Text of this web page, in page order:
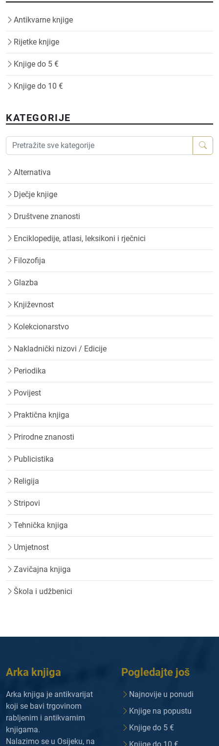
Antikvarne knjige
Rijetke knjige
Knjige do 5 €
Knjige do 10 €
KATEGORIJE
Alternativa
Dječje knjige
Društvene znanosti
Enciklopedije, atlasi, leksikoni i rječnici
Filozofija
Glazba
Književnost
Kolekcionarstvo
Nakladnički nizovi / Edicije
Periodika
Povijest
Praktična knjiga
Prirodne znanosti
Publicistika
Religija
Stripovi
Tehnička knjiga
Umjetnost
Zavičajna knjiga
Škola i udžbenici
Arka knjiga
Arka knjiga je antikvarijat
koji se bavi trgovinom
rabljenim i antikvarnim
knjigama.
Nalazimo se u Osijeku, na
Pogledajte još
Najnovije u ponudi
Knjige na popustu
Knjige do 5 €